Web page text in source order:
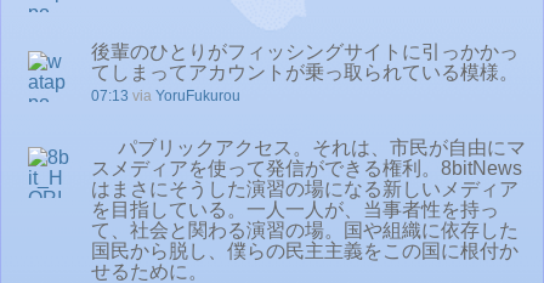
後輩のひとりがフィッシングサイトに引っかかっ
てしまってアカウントが乗っ取られている模様。
07:13 via YoruFukurou
パブリックアクセス。それは、市民が自由にマ
スメディアを使って発信ができる権利。8bitNews
はまさにそうした演習の場になる新しいメディア
を目指している。一人一人が、当事者性を持っ
て、社会と関わる演習の場。国や組織に依存した
国民から脱し、僕らの民主主義をこの国に根付か
せるために。